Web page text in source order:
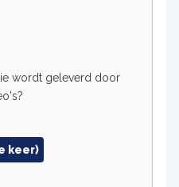
wordt geleverd door
?
keer)